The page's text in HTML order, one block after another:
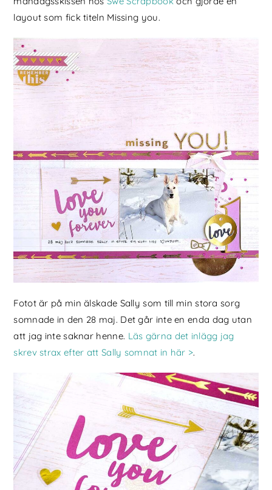
layout som fick titeln Missing you.
Fotot är på min älskade Sally som till min stora sorg
somnade in den 28 maj. Det går inte en enda dag utan
att jag inte saknar henne. Läs gärna det inlägg jag
skrev strax efter att Sally somnat in här >.